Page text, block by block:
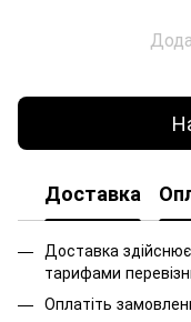
Доставка
Доставка
тарифами
Оплатіть